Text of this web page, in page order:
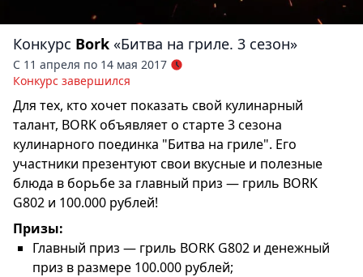
Конкурс Bork «Битва на гриле. 3 сезон»
С 11 апреля по 14 мая 2017
Конкурс завершился
Для тех, кто хочет показать свой кулинарный
талант, BORK объявляет о старте 3 сезона
кулинарного поединка "Битва на гриле". Его
участники презентуют свои вкусные и полезные
блюда в борьбе за главный приз — гриль BORK
G802 и 100.000 рублей!
Призы:
Главный приз — гриль BORK G802 и денежный
приз в размере 100.000 рублей;